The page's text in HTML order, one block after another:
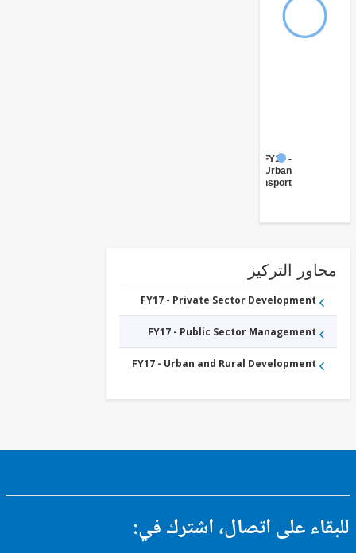
Transport
التركيز
FY17 - Private Sector Development
FY17 - Public Sector Management
FY17 - Urban and Rural Development
على اتصال، اشترك في: